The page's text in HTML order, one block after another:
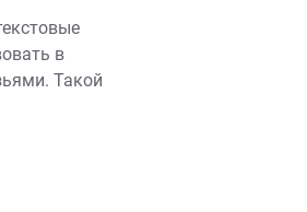
в
Такой